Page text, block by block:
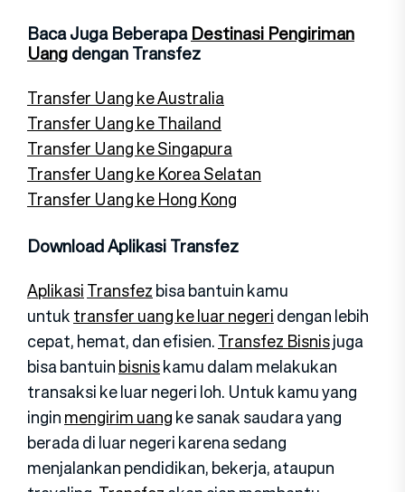
Baca Juga BeberapaDestinasi Pengiriman
Uangdengan Transfez
Transfer Uang ke Australia
Transfer Uang ke Thailand
Transfer Uang ke Singapura
Transfer Uang ke Korea Selatan
Transfer Uang ke Hong Kong
Download Aplikasi Transfez
AplikasiTransfezbisa bantuin kamu
untuktransfer uang ke luar negeridengan lebih
cepat, hemat, dan efisien.Transfez Bisnisjuga
bisa bantuinbisniskamu dalam melakukan
transaksi ke luar negeri loh. Untuk kamu yang
inginmengirim uangke sanak saudara yang
berada di luar negeri karena sedang
menjalankan pendidikan, bekerja, ataupun